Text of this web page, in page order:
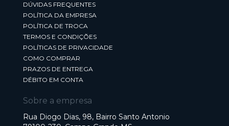
DÚVIDAS FREQUENTES
POLÍTICA DA EMPRESA
POLÍTICA DE TROCA
TERMOS E CONDIÇÕES
POLÍTICAS DE PRIVACIDADE
COMO COMPRAR
PRAZOS DE ENTREGA
DÉBITO EM CONTA
Sobre a empresa
Rua Diogo Dias, 98, Bairro Santo Antonio